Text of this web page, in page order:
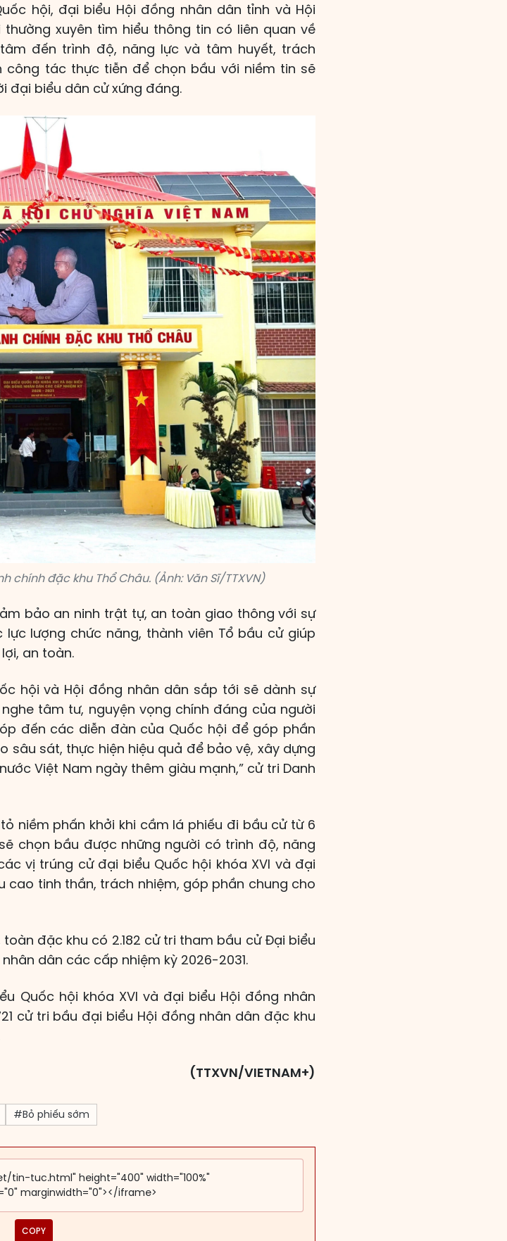
hội, đại biểu Hội đồng nhân dân tỉnh và Hội
xuyên tìm hiểu thông tin có liên quan về
đến trình độ, năng lực và tâm huyết, trách
công tác thực tiễn để chọn bầu với niềm tin sẽ
đại biểu dân cử xứng đáng.
chính đặc khu Thổ Châu. (Ảnh: Văn Sĩ/TTXVN)
bảo an ninh trật tự, an toàn giao thông với sự
lượng chức năng, thành viên Tổ bầu cử giúp
an toàn.
hội và Hội đồng nhân dân sắp tới sẽ dành sự
tâm tư, nguyện vọng chính đáng của người
đến các diễn đàn của Quốc hội để góp phần
sâu sát, thực hiện hiệu quả để bảo vệ, xây dựng
Việt Nam ngày thêm giàu mạnh,” cử tri Danh
niềm phấn khởi khi cầm lá phiếu đi bầu cử từ 6
chọn bầu được những người có trình độ, năng
vị trúng cử đại biểu Quốc hội khóa XVI và đại
cao tinh thần, trách nhiệm, góp phần chung cho
đặc khu có 2.182 cử tri tham bầu cử Đại biểu
dân các cấp nhiệm kỳ 2026-2031.
Quốc hội khóa XVI và đại biểu Hội đồng nhân
cử tri bầu đại biểu Hội đồng nhân dân đặc khu
(TTXVN/VIETNAM+)
#Bỏ phiếu sớm
COPY